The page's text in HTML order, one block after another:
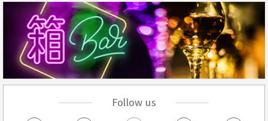
Follow us